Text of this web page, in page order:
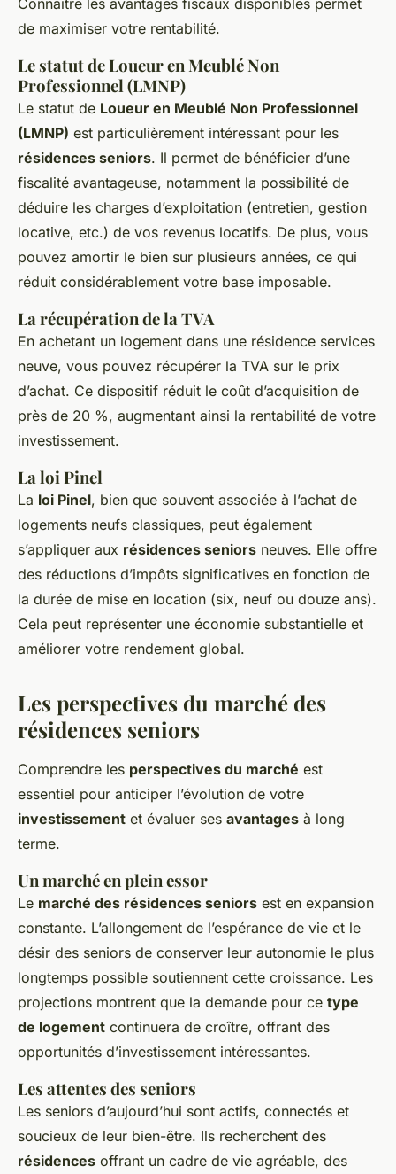
de maximiser votre rentabilité.
Le statut de Loueur en Meublé Non
Professionnel (LMNP)
Le statut de Loueur en Meublé Non Professionnel
(LMNP) est particulièrement intéressant pour les
résidences seniors. Il permet de bénéficier d’une
fiscalité avantageuse, notamment la possibilité de
déduire les charges d’exploitation (entretien, gestion
locative, etc.) de vos revenus locatifs. De plus, vous
pouvez amortir le bien sur plusieurs années, ce qui
réduit considérablement votre base imposable.
La récupération de la TVA
En achetant un logement dans une résidence services
neuve, vous pouvez récupérer la TVA sur le prix
d’achat. Ce dispositif réduit le coût d’acquisition de
près de 20 %, augmentant ainsi la rentabilité de votre
investissement.
La loi Pinel
La loi Pinel, bien que souvent associée à l’achat de
logements neufs classiques, peut également
s’appliquer aux résidences seniors neuves. Elle offre
des réductions d’impôts significatives en fonction de
la durée de mise en location (six, neuf ou douze ans).
Cela peut représenter une économie substantielle et
améliorer votre rendement global.
Les perspectives du marché des
résidences seniors
Comprendre les perspectives du marché est
essentiel pour anticiper l’évolution de votre
investissement et évaluer ses avantages à long
terme.
Un marché en plein essor
Le marché des résidences seniors est en expansion
constante. L’allongement de l’espérance de vie et le
désir des seniors de conserver leur autonomie le plus
longtemps possible soutiennent cette croissance. Les
projections montrent que la demande pour ce type
de logement continuera de croître, offrant des
opportunités d’investissement intéressantes.
Les attentes des seniors
Les seniors d’aujourd’hui sont actifs, connectés et
soucieux de leur bien-être. Ils recherchent des
résidences offrant un cadre de vie agréable, des